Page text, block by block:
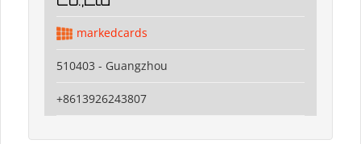
markedcards
510403 - Guangzhou
+8613926243807